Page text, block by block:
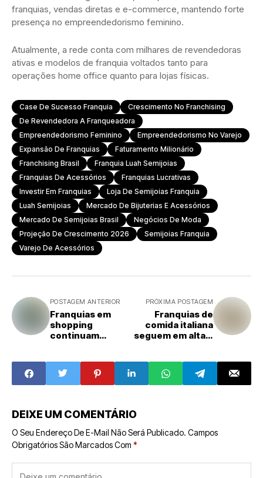
franquias, vendas diretas e e-commerce, mantendo forte
presença no empreendedorismo feminino.
Atualmente, a rede conta com milhares de revendedoras
ativas e modelos de franquia voltados tanto para
operações home office quanto para lojas físicas.
Case De Sucesso Franquia
Crescimento No Franchising
De Revendedora A Franqueadora
Empreendedorismo Feminino
Empreendedorismo No Varejo
Expansão De Franquias
Faturamento Milionário
Franchising Brasil
Franquia Luah Semijoias
Franquias De Acessórios
Franquias Lucrativas
Investir Em Franquias
Loja De Semijoias Franquia
Luah Semijoias
Mercado De Bijuterias E Acessórios
Mercado De Semijoias Brasil
Negócios De Moda
Projeção De Crescimento 2026
Semijoias Franquia
Varejo De Acessórios
POSTAGEM ANTERIOR
Franquias em
shopping
continuam
exigem
planejamento
PRÓXIMA POSTAGEM
Franquias de
comida italiana
seguem em alta e
Brasil
DEIXE UM COMENTÁRIO
O Seu Endereço De E-Mail Não Será Publicado. Campos
Obrigatórios São Marcados Com *